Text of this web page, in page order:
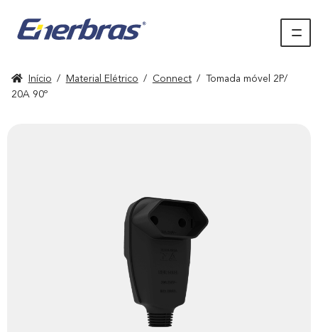
Início / Material Elétrico / Connect /
Tomada móvel 2P/
20A 90º